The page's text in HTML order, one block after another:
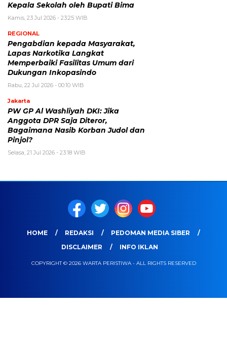
Kepala Sekolah oleh Bupati Bima
Kamis, 23 Jul 2026 - 23:25 WIB
REGIONAL
Pengabdian kepada Masyarakat,
Lapas Narkotika Langkat
Memperbaiki Fasilitas Umum dari
Dukungan Inkopasindo
Rabu, 22 Jul 2026 - 00:10 WIB
Jakarta
PW GP Al Washliyah DKI: Jika
Anggota DPR Saja Diteror,
Bagaimana Nasib Korban Judol dan
Pinjol?
Selasa, 21 Jul 2026 - 23:18 WIB
HOME REDAKSI
PEDOMAN MEDIA SIBER
DISCLAIMER
INFO IKLAN
COPYRIGHT © 2026 WARTA PERISTIWA - ALL RIGHTS RESERVED